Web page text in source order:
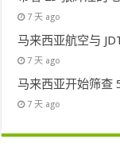
7 天 ago
马来西亚航空与
7 天 ago
马来西亚开始筛查
7 天 ago